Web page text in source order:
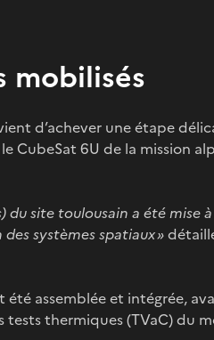
mobilisés
d’achever une étape
CubeSat 6U de la mission
du site toulousain a été
systèmes spatiaux »
été assemblée et intégrée,
tests thermiques (TVaC) du